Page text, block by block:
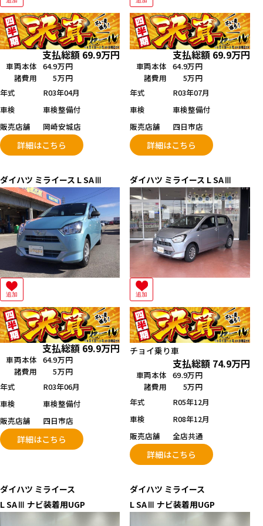
支払総額 69.9万円
車両本体 64.9万円
諸費用
5万円
年式
R03年04月
車検
車検整備付
販売店舗
岡崎安城店
詳細はこちら
支払総額 69.9万円
車両本体 64.9万円
諸費用
5万円
年式
R03年07月
車検
車検整備付
販売店舗
四日市店
詳細はこちら
ダイハツ ミライース L SAⅢ
追加
支払総額 69.9万円
車両本体 64.9万円
諸費用
5万円
年式
R03年06月
車検
車検整備付
販売店舗
四日市店
詳細はこちら
ダイハツ ミライース L SAⅢ
追加
チョイ乗り車
支払総額 74.9万円
車両本体 69.9万円
諸費用
5万円
年式
R05年12月
車検
R08年12月
販売店舗
全店共通
詳細はこちら
ダイハツ ミライース
L SAⅢ ナビ装着用UGP
ダイハツ ミライース
L SAⅢ ナビ装着用UGP